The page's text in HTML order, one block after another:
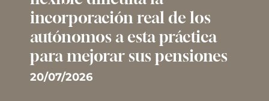
incorporación real de los
autónomos a esta práctica
para mejorar sus pensiones
20/07/2026